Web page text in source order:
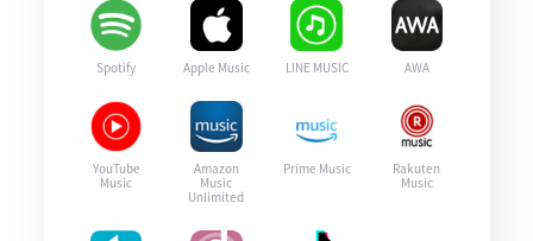
Spotify Apple Music LINE MUSIC AWA
YouTube
Music
Amazon
Music
Unlimited
Prime Music
Rakuten
Music